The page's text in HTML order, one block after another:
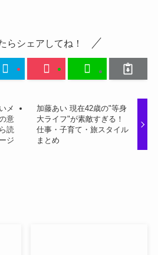
らシェアしてね！
メ
意
読
ジ
加藤あい 現在42歳の"等身
大ライフ"が素敵すぎる！
仕事・子育て・旅スタイル
まとめ